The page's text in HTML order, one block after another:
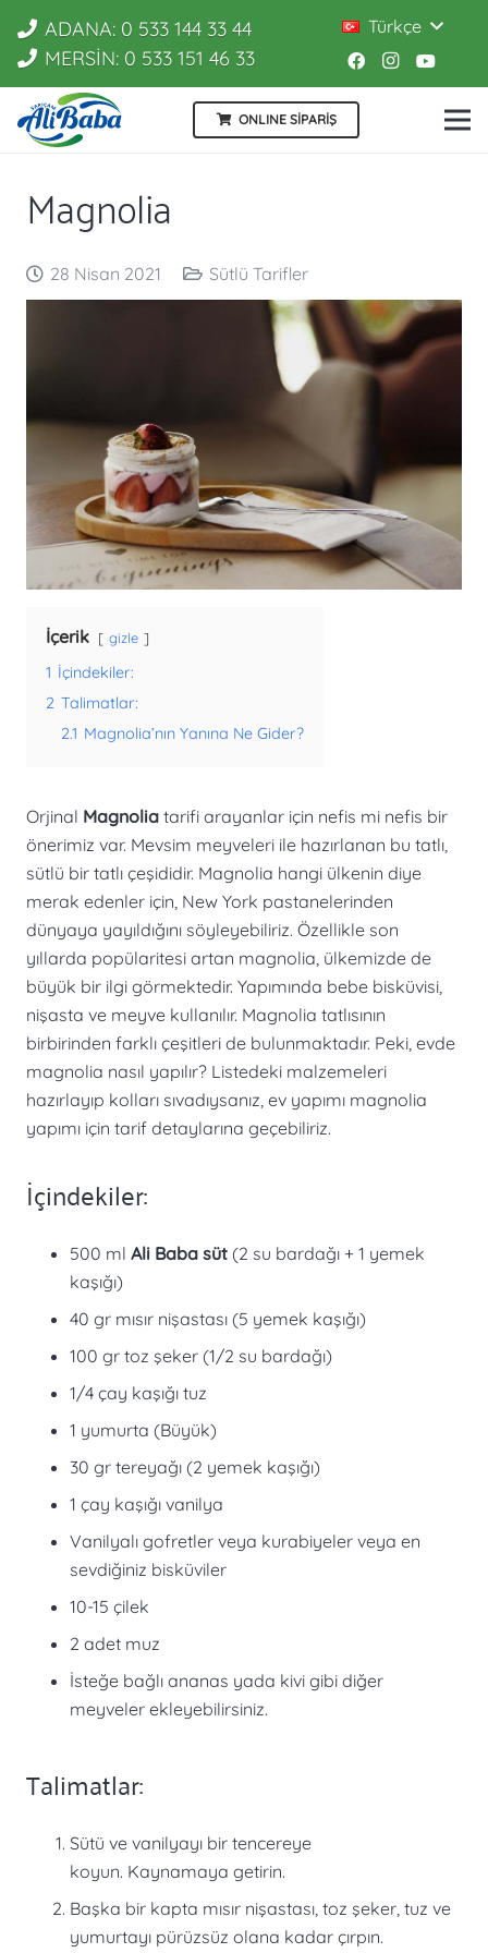
ADANA: 0 533 144 33 44
MERSİN: 0 533 151 46 33
Türkçe
ONLINE SİPARİŞ
Magnolia
28 Nisan 2021 Sütlü Tarifler
İçerik gizle
1 İçindekiler:
2 Talimatlar:
2.1 Magnolia’nın Yanına Ne Gider?
Orjinal Magnolia tarifi arayanlar için nefis mi nefis bir
önerimiz var. Mevsim meyveleri ile hazırlanan bu tatlı,
sütlü bir tatlı çeşididir. Magnolia hangi ülkenin diye
merak edenler için, New York pastanelerinden
dünyaya yayıldığını söyleyebiliriz. Özellikle son
yıllarda popülaritesi artan magnolia, ülkemizde de
büyük bir ilgi görmektedir. Yapımında bebe bisküvisi,
nişasta ve meyve kullanılır. Magnolia tatlısının
birbirinden farklı çeşitleri de bulunmaktadır. Peki, evde
magnolia nasıl yapılır? Listedeki malzemeleri
hazırlayıp kolları sıvadıysanız, ev yapımı magnolia
yapımı için tarif detaylarına geçebiliriz.
İçindekiler:
500 ml Ali Baba süt (2 su bardağı + 1 yemek
kaşığı)
40 gr mısır nişastası (5 yemek kaşığı)
100 gr toz şeker (1/2 su bardağı)
1/4 çay kaşığı tuz
1 yumurta (Büyük)
30 gr tereyağı (2 yemek kaşığı)
1 çay kaşığı vanilya
Vanilyalı gofretler veya kurabiyeler veya en
sevdiğiniz bisküviler
10-15 çilek
2 adet muz
İsteğe bağlı ananas yada kivi gibi diğer
meyveler ekleyebilirsiniz.
Talimatlar:
Sütü ve vanilyayı bir tencereye
koyun. Kaynamaya getirin.
Başka bir kapta mısır nişastası, toz şeker, tuz ve
yumurtayı pürüzsüz olana kadar çırpın.